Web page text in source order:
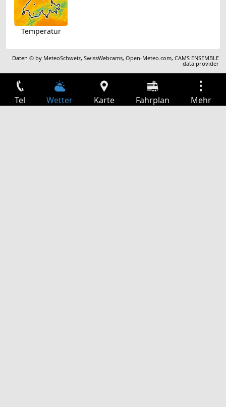
Temperatur
Daten © by MeteoSchweiz,SwissWebcams,Open-Meteo.com,CAMS ENSEMBLE
data provider
Tel Wetter Karte Fahrplan Mehr